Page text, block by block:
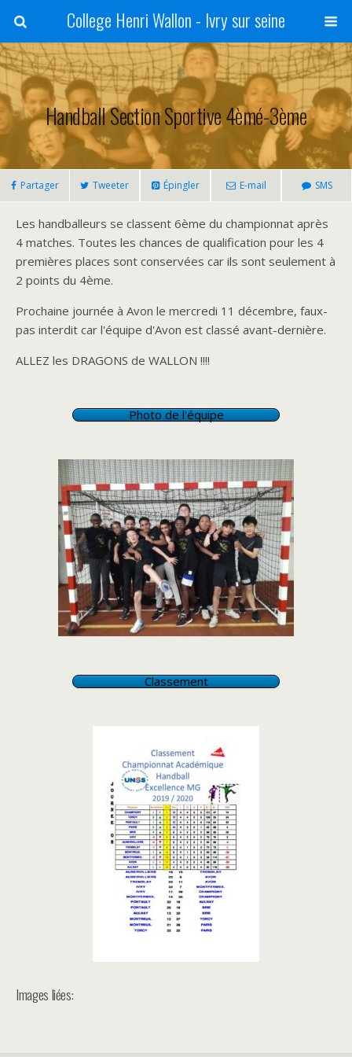
College Henri Wallon - Ivry sur seine
Handball Section Sportive 4èmé-3ème
Partager Tweeter Épingler E-mail SMS
Les handballeurs se classent 6ème du championnat après
4 matches. Toutes les chances de qualification pour les 4
premières places sont conservées car ils sont seulement à
2 points du 4ème.
Prochaine journée à Avon le mercredi 11 décembre, faux-
pas interdit car l'équipe d'Avon est classé avant-dernière.
ALLEZ les DRAGONS de WALLON !!!!
Photo de l'équipe
Classement
Images liées: